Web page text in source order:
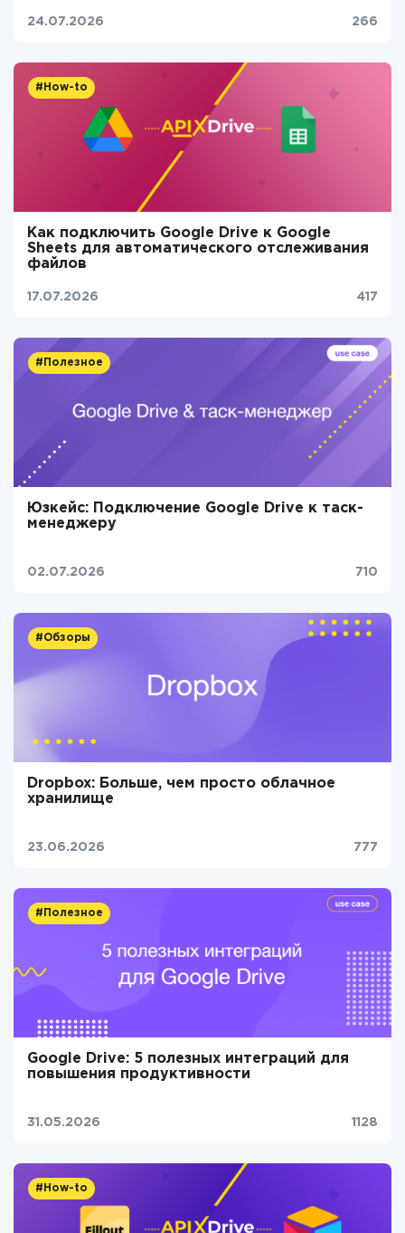
24.07.2026 266
#How-to
Как подключить Google Drive к Google
Sheets для автоматического отслеживания
файлов
17.07.2026 417
#Полезное
Юзкейс: Подключение Google Drive к таск-
менеджеру
02.07.2026 710
#Обзоры
Dropbox: Больше, чем просто облачное
хранилище
23.06.2026 777
#Полезное
Google Drive: 5 полезных интеграций для
повышения продуктивности
31.05.2026 1128
#How-to